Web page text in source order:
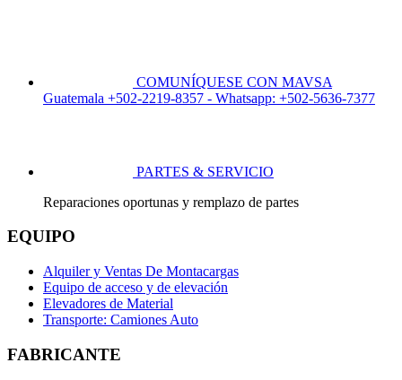
COMUNÍQUESE CON MAVSA
Guatemala +502-2219-8357 - Whatsapp: +502-5636-7377
PARTES & SERVICIO
Reparaciones oportunas y remplazo de partes
EQUIPO
Alquiler y Ventas De Montacargas
Equipo de acceso y de elevación
Elevadores de Material
Transporte: Camiones Auto
FABRICANTE